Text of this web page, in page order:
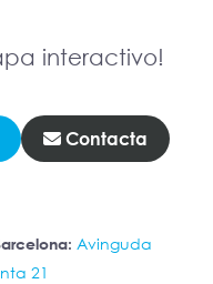
interactivo!
Contacta
Avinguda
21